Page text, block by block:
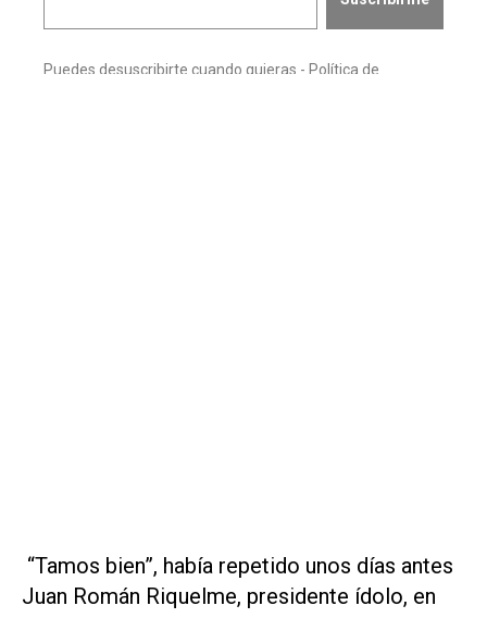
“Tamos bien”, había repetido unos días antes
Juan Román Riquelme, presidente ídolo, en